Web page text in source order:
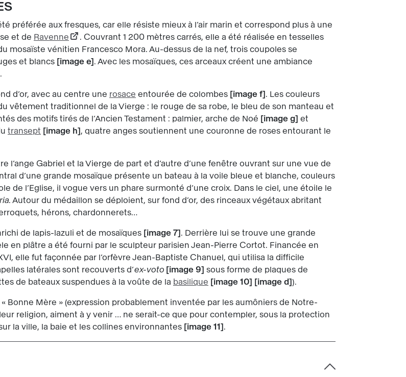
préférée aux fresques, car elle résiste mieux à l’air marin et correspond plus à une
et de Ravenne
. Couvrant 1 200 mètres carrés, elle a été réalisée en tesselles
mosaïste vénitien Francesco Mora. Au-dessus de la nef, trois coupoles se
et blancs
image e . Avec les mosaïques, ces arceaux créent une ambiance
d’or, avec au centre une rosace entourée de colombes image f . Les couleurs
vêtement traditionnel de la Vierge : le rouge de sa robe, le bleu de son manteau et
des motifs tirés de l’Ancien Testament : palmier, arche de Noé
image g et
transept image h , quatre anges soutiennent une couronne de roses entourant le
l’ange Gabriel et la Vierge de part et d’autre d’une fenêtre ouvrant sur une vue de
d’une grande mosaïque présente un bateau à la voile bleue et blanche, couleurs
de l’Eglise, il vogue vers un phare surmonté d’une croix. Dans le ciel, une étoile le
. Autour du médaillon se déploient, sur fond d’or, des rinceaux végétaux abritant
hérons, chardonnerets…
de lapis-lazuli et de mosaïques image 7 . Derrière lui se trouve une grande
en plâtre a été fourni par le sculpteur parisien Jean-Pierre Cortot. Financée en
elle fut façonnée par l’orfèvre Jean-Baptiste Chanuel, qui utilisa la difficile
latérales sont recouverts d’ex-voto image 9
sous forme de plaques de
de bateaux suspendues à la voûte de la basilique image 10 image d ).
Bonne Mère » (expression probablement inventée par les aumôniers de Notre-
religion, aiment à y venir … ne serait-ce que pour contempler, sous la protection
la ville, la baie et les collines environnantes
image 11 .